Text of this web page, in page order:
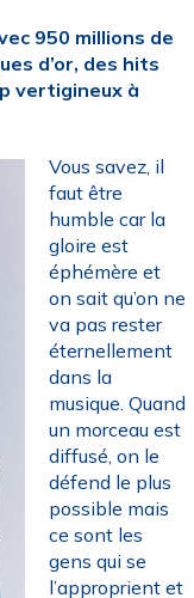
950 millions de
d’or, des hits
vertigineux à
Vous savez, il
faut être
humble car la
gloire est
éphémère et
on sait qu’on ne
va pas rester
éternellement
dans la
musique. Quand
un morceau est
diffusé, on le
défend le plus
possible mais
ce sont les
gens qui se
l’approprient et